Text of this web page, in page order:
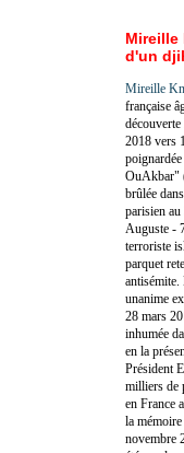
Mireille
d'un
Mireille
française
2018 vers
OuAkbar"
brûlée
parisien
Auguste -
terroriste
parquet
antisémite.
unanime
28 mars
inhumée
en la
Président
milliers de
en France
la
novembre